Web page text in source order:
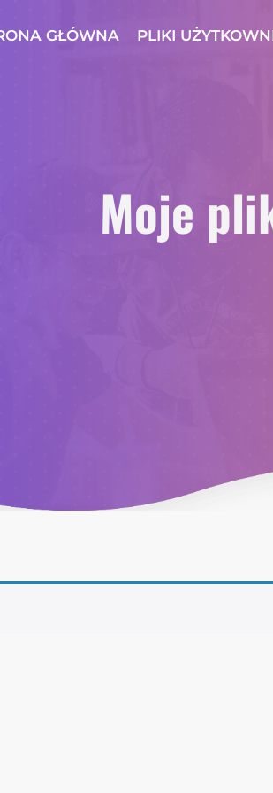
GŁÓWNA PLIKI
Moje